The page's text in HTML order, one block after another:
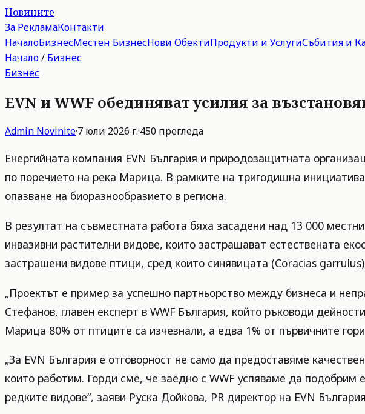
Новините
За РекламаКонтакти
НачалоБизнесМестен БизнесНови ОбектиПродукти и УслугиСъбития и
Начало/ Бизнес
Бизнес
EVN и WWF обединяват усилия за
Admin Novinite·7 юли 2026 г.·450 прегледа
Енергийната компания EVN България и природозащитната
по поречието на река Марица. В рамките на тригодишна
опазване на биоразнообразието в региона.
В резултат на съвместната работа бяха засадени над 13 000
инвазивни растителни видове, които застрашават естествената
застрашени видове птици, сред които синявицата (Coracias
„Проектът е пример за успешно партньорство между бизнеса и
Стефанов, главен експерт в WWF България, който ръководи
Марица 80% от птиците са изчезнали, а едва 1% от първичните
„За EVN България е отговорност не само да предоставяме
които работим. Горди сме, че заедно с WWF успяваме да
редките видове“, заяви Руска Дойкова, PR директор на EVN